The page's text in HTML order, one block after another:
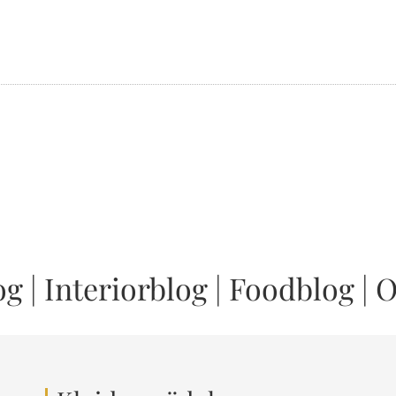
| Interiorblog | Foodblog |